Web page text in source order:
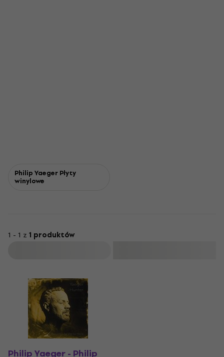
Philip Yaeger Płyty
winylowe
1 - 1 z 1 produktów
Philip Yaeger - Philip